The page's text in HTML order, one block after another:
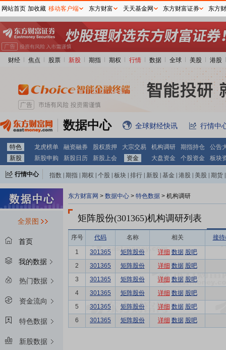
财经 焦点 股票 新股 期指 期权 行情 数据 全球 美股 港股
数据中心 全球财经快讯 行情中
特色 龙虎榜单 融资融券 股权质押 大宗交易 机构调研 期指持仓
公告
新股
新股申购 新股日历 新股上会 资金 大盘资金 个股资金 板块
行情中心 指数 期指 期权 个股 板块 排行 新股 基金 港股 美股 期货
全景图
首页
我的数据
热门数据
资金流向
特色数据
新股数据
东方财富网 > 数据中心 > 特色数据 > 机构调研
矩阵股份(301365)机构调研列表
序号 代码 名称 相关 接
1 301365 矩阵股份 详细 数据 股吧
2
301365 矩阵股份 详细 数据 股吧
3
301365 矩阵股份 详细 数据 股吧
4
301365 矩阵股份 详细 数据 股吧
5
301365 矩阵股份 详细 数据 股吧
6
301365 矩阵股份 详细 数据 股吧
网站首页 加收藏 移动客户端 东方财富 天天基金网 东方财富证券 东方